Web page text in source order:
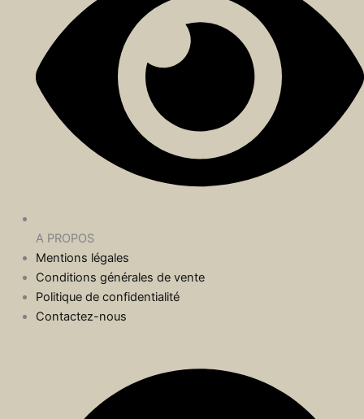
A PROPOS
Mentions légales
Conditions générales de vente
Politique de confidentialité
Contactez-nous